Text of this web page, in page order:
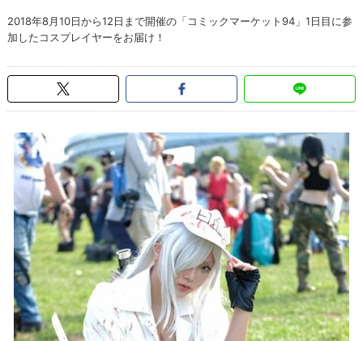
2018年8月10日から12日まで開催の「コミックマーケット94」1日目に参
加したコスプレイヤーをお届け！